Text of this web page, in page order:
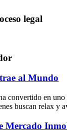
legal
al Mundo
convertido en
buscan relax
Mercado